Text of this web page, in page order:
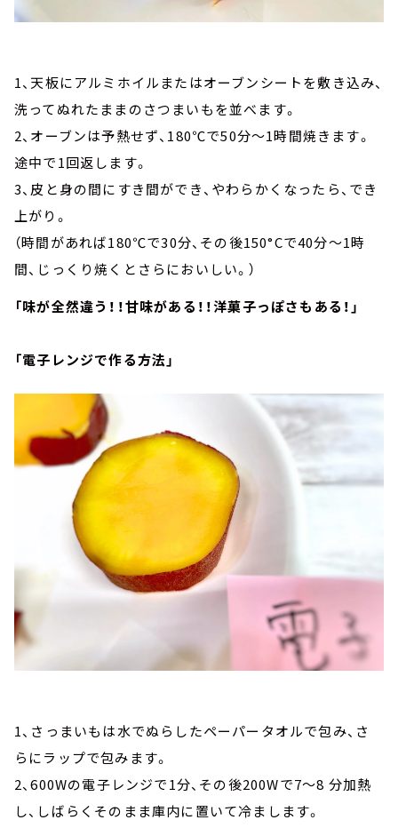
1、天板にアルミホイルまたはオーブンシートを敷き込み、
洗ってぬれたままのさつまいもを並べます。
2、オーブンは予熱せず、180℃で50分～1時間焼きます。
途中で1回返します。
3、皮と身の間にすき間ができ、やわらかくなったら、でき
上がり。
（時間があれば180℃で30分、その後150°Cで40分～1時
間、じっくり焼くとさらにおいしい。）
「味が全然違う！！甘味がある！！洋菓子っぽさもある！」
「電子レンジで作る方法」
1、さっまいもは水でぬらしたペーパータオルで包み、さ
らにラップで包みます。
2、600Wの電子レンジで1分、その後200Wで7～8 分加熱
し、しばらくそのまま庫内に置いて冷まします。